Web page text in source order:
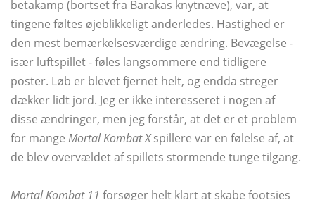
betakamp (bortset fra Barakas knytnæve), var, at
tingene føltes øjeblikkeligt anderledes. Hastighed er
den mest bemærkelsesværdige ændring. Bevægelse -
især luftspillet - føles langsommere end tidligere
poster. Løb er blevet fjernet helt, og endda streger
dækker lidt jord. Jeg er ikke interesseret i nogen af ​​
disse ændringer, men jeg forstår, at det er et problem
for mange Mortal Kombat Xspillere var en følelse af, at
de blev overvældet af spillets stormende tunge tilgang.
Mortal Kombat 11 forsøger helt klart at skabe footsies